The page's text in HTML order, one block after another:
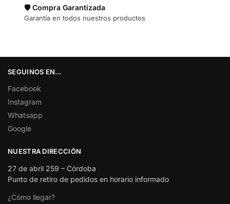
🛡️ Compra Garantizada
Garantía en todos nuestros productos
SEGUINOS EN…
Facebook
Instagram
Whatsapp
Google
NUESTRA DIRECCIÓN
27 de abril 259 – Córdoba
Punto de retiro de pedidos en horario informado
¿Cómo llegar?